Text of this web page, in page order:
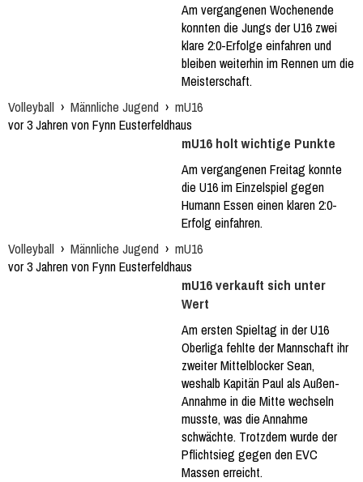
Am vergangenen Wochenende
konnten die Jungs der U16 zwei
klare 2:0-Erfolge einfahren und
bleiben weiterhin im Rennen um die
Meisterschaft.
Volleyball › Männliche Jugend › mU16
vor 3 Jahren von Fynn Eusterfeldhaus
mU16 holt wichtige Punkte
Am vergangenen Freitag konnte
die U16 im Einzelspiel gegen
Humann Essen einen klaren 2:0-
Erfolg einfahren.
Volleyball › Männliche Jugend › mU16
vor 3 Jahren von Fynn Eusterfeldhaus
mU16 verkauft sich unter
Wert
Am ersten Spieltag in der U16
Oberliga fehlte der Mannschaft ihr
zweiter Mittelblocker Sean,
weshalb Kapitän Paul als Außen-
Annahme in die Mitte wechseln
musste, was die Annahme
schwächte. Trotzdem wurde der
Pflichtsieg gegen den EVC
Massen erreicht.